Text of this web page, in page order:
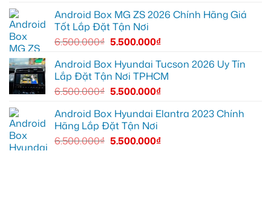
dẫn
đường
Android Box MG ZS 2026 Chính Hãng Giá
Tốt Lắp Đặt Tận Nơi
6.500.000₫ 5.500.000₫
Android Box Hyundai Tucson 2026 Uy Tín
Lắp Đặt Tận Nơi TPHCM
6.500.000₫ 5.500.000₫
Android Box Hyundai Elantra 2023 Chính
Hãng Lắp Đặt Tận Nơi
6.500.000₫ 5.500.000₫